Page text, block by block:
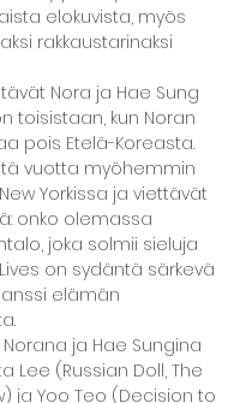
elokuvista, myös
rakkaustarinaksi
Nora ja Hae Sung
toisistaan, kun Noran
pois Etelä-Koreasta.
vuotta myöhemmin
Yorkissa ja viettävät
onko olemassa
joka solmii sieluja
on sydäntä särkevä
elämän
ja Hae Sungina
Lee (Russian Doll, The
ja Yoo Teo (Decision to